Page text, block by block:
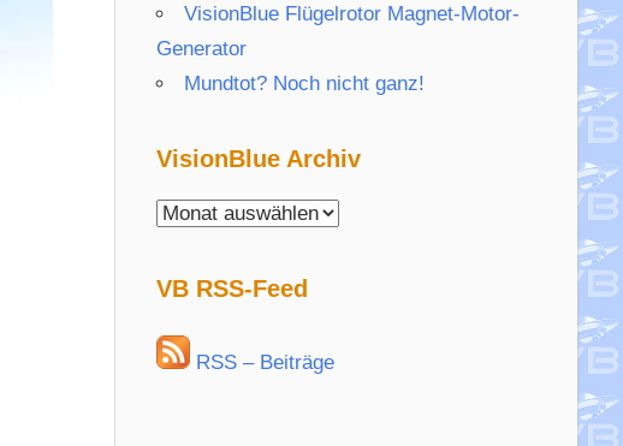
VisionBlue Flügelrotor Magnet-Motor-
Generator
Mundtot? Noch nicht ganz!
VisionBlue Archiv
VisionBlue
VB RSS-Feed
RSS – Beiträge